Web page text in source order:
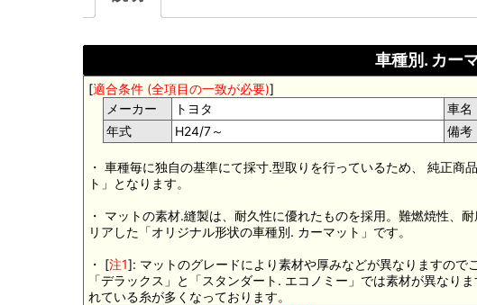
車種別. カー
[適合条件 (全項目の一致が必要)]
メーカー
トヨタ 車名
年式
H24/7～ 備考
・ 車種毎に独自の基準にて採寸.型取りを行っているため、 純正商
ト」となります。
・ マットの素材.縫製は、耐久性に優れたものを採用。難燃焼性、
リアした「オリジナル形状の車種別. カーマット」です。
・ [注1]: マットのグレードにより素材や厚みなどが異なりますので
「デラックス」と「スタンダート. エコノミー」では素材が異なり
れている糸が多くなっております。